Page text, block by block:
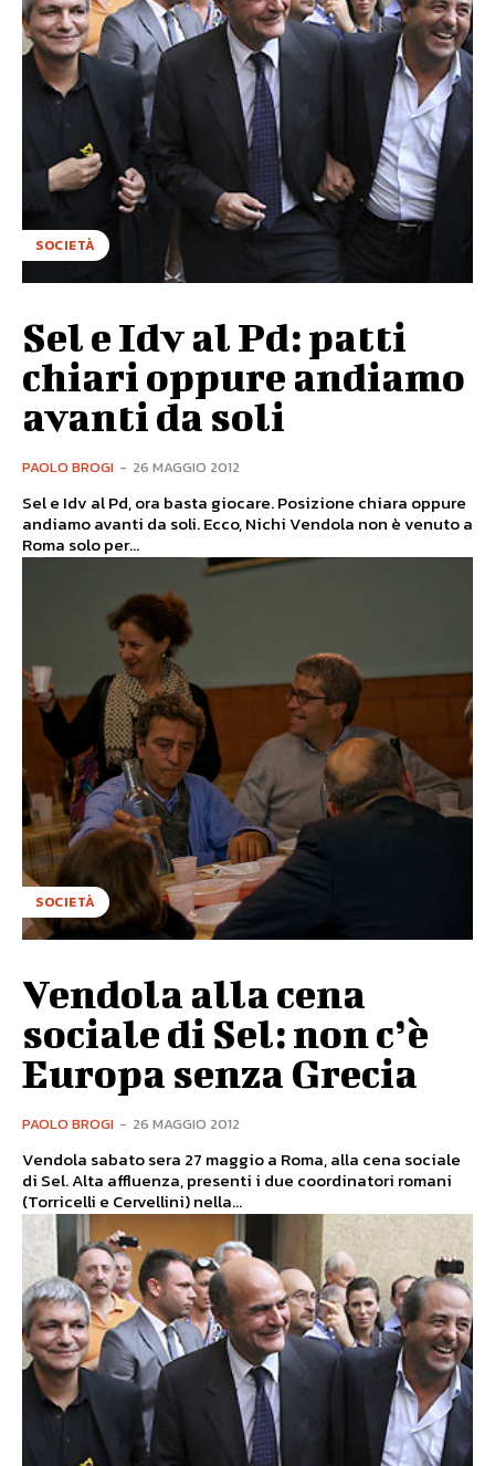
SOCIETÀ
Sel e Idv al Pd: patti
chiari oppure andiamo
avanti da soli
PAOLO BROGI - 26 MAGGIO 2012
Sel e Idv al Pd, ora basta giocare. Posizione chiara oppure
andiamo avanti da soli. Ecco, Nichi Vendola non è venuto a
Roma solo per...
SOCIETÀ
Vendola alla cena
sociale di Sel: non c’è
Europa senza Grecia
PAOLO BROGI - 26 MAGGIO 2012
Vendola sabato sera 27 maggio a Roma, alla cena sociale
di Sel. Alta affluenza, presenti i due coordinatori romani
(Torricelli e Cervellini) nella...